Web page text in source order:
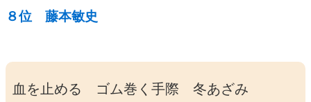
８位 藤本敏史
血を止める ゴム巻く手際 冬あざみ